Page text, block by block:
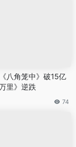
八角笼中》破15亿
里》逆跌
74